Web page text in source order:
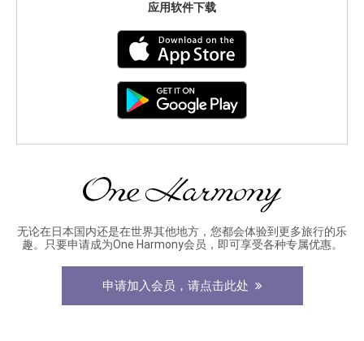
应用软件下载
无论在日本国内还是在世界其他地方，您都会体验到更多旅行的乐
趣。只要申请成为One Harmony会员，即可享受各种专属优惠。
申请加入会员，请点击此处